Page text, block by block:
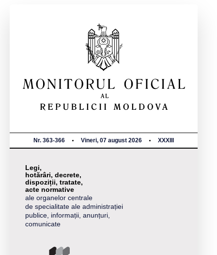
Nr. 363-366 Vineri, 07 august 2026 XXXIII
Legi,
hotărâri, decrete,
dispoziții, tratate,
acte normative
ale organelor centrale
de specialitate ale administrației
publice, informații, anunțuri,
comunicate